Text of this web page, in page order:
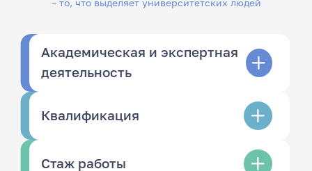
– то, что выделяет университетских людей
Академическая и экспертная
деятельность
Квалификация
Стаж работы